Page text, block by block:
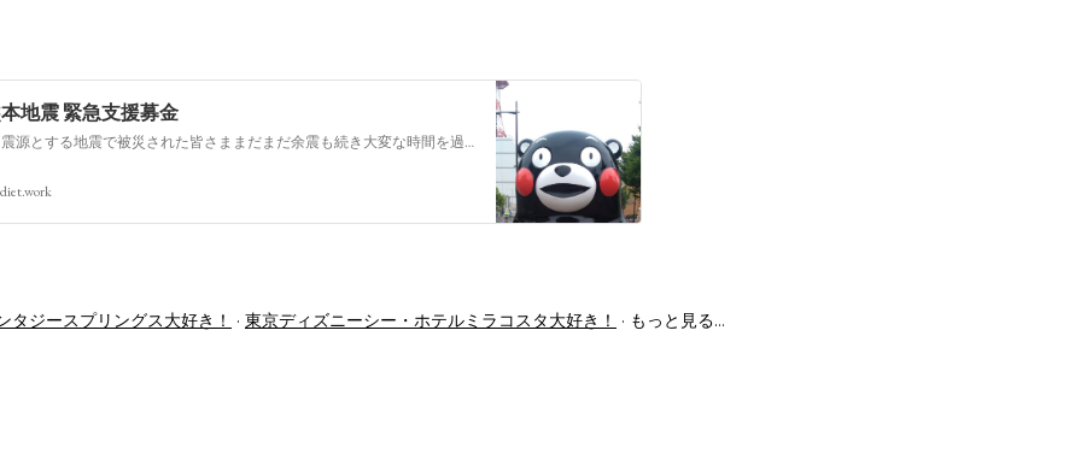
地震 緊急支援募金
今回の熊本を震源とする地震で被災された皆さままだまだ余震も続き大変な時間を過ごされていると思います。心よりお見舞い申し上げます
タジースプリングス大好き！ 東京ディズニーシー・ホテルミラコスタ大好き！ もっと見る…